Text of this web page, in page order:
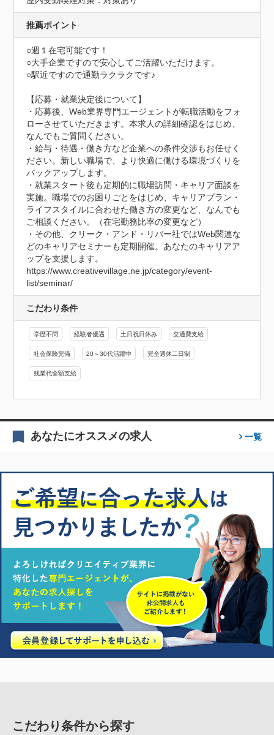
推薦ポイント
○週１在宅可能です！
○大手企業ですので安心してご活躍いただけます。
○駅近ですので通勤ラクラクです♪
【応募・就業決定後について】
・応募後、Web業界専門エージェントが転職活動をフォ
ローさせていただきます。本求人の詳細確認をはじめ、
なんでもご質問ください。
・給与・待遇・働き方など企業への条件交渉もお任せく
ださい。新しい職場で、より快適に働ける環境づくりを
バックアップします。
・就業スタート後も定期的に職場訪問・キャリア面談を
実施。職場でのお困りごとをはじめ、キャリアプラン・
ライフスタイルに合わせた働き方の変更など、なんでも
ご相談ください。（在宅勤務比率の変更など）
・その他、クリーク・アンド・リバー社ではWeb関連な
どのキャリアセミナーも定期開催。あなたのキャリアア
ップを支援します。
https://www.creativevillage.ne.jp/category/event-
list/seminar/
こだわり条件
学歴不問 経験者優遇 土日祝日休み 交通費支給
社会保険完備 20～30代活躍中 完全週休二日制
残業代全額支給
あなたにオススメの求人 一覧
こだわり条件から探す